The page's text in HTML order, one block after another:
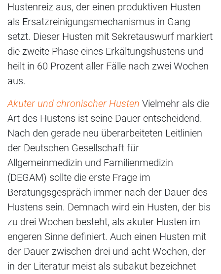
Hustenreiz aus, der einen produktiven Husten
als Ersatzreinigungsmechanismus in Gang
setzt. Dieser Husten mit Sekretauswurf markiert
die zweite Phase eines Erkältungshustens und
heilt in 60 Prozent aller Fälle nach zwei Wochen
aus.
Akuter und chronischer Husten Vielmehr als die
Art des Hustens ist seine Dauer entscheidend.
Nach den gerade neu überarbeiteten Leitlinien
der Deutschen Gesellschaft für
Allgemeinmedizin und Familienmedizin
(DEGAM) sollte die erste Frage im
Beratungsgespräch immer nach der Dauer des
Hustens sein. Demnach wird ein Husten, der bis
zu drei Wochen besteht, als akuter Husten im
engeren Sinne definiert. Auch einen Husten mit
der Dauer zwischen drei und acht Wochen, der
in der Literatur meist als subakut bezeichnet